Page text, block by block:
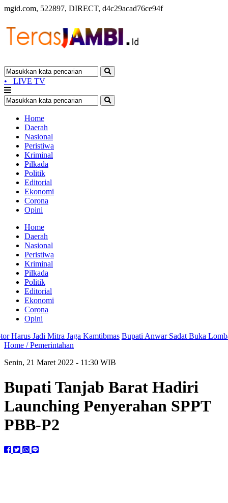
mgid.com, 522897, DIRECT, d4c29acad76ce94f
• LIVE TV
Home
Daerah
Nasional
Peristiwa
Kriminal
Pilkada
Politik
Editorial
Ekonomi
Corona
Opini
Home
Daerah
Nasional
Peristiwa
Kriminal
Pilkada
Politik
Editorial
Ekonomi
Corona
Opini
Jadi Mitra Jaga Kamtibmas Bupati Anwar Sadat Buka Lomba
Home /Pemerintahan
Senin, 21 Maret 2022 - 11:30 WIB
Bupati Tanjab Barat Hadiri
Launching Penyerahan SPPT
PBB-P2